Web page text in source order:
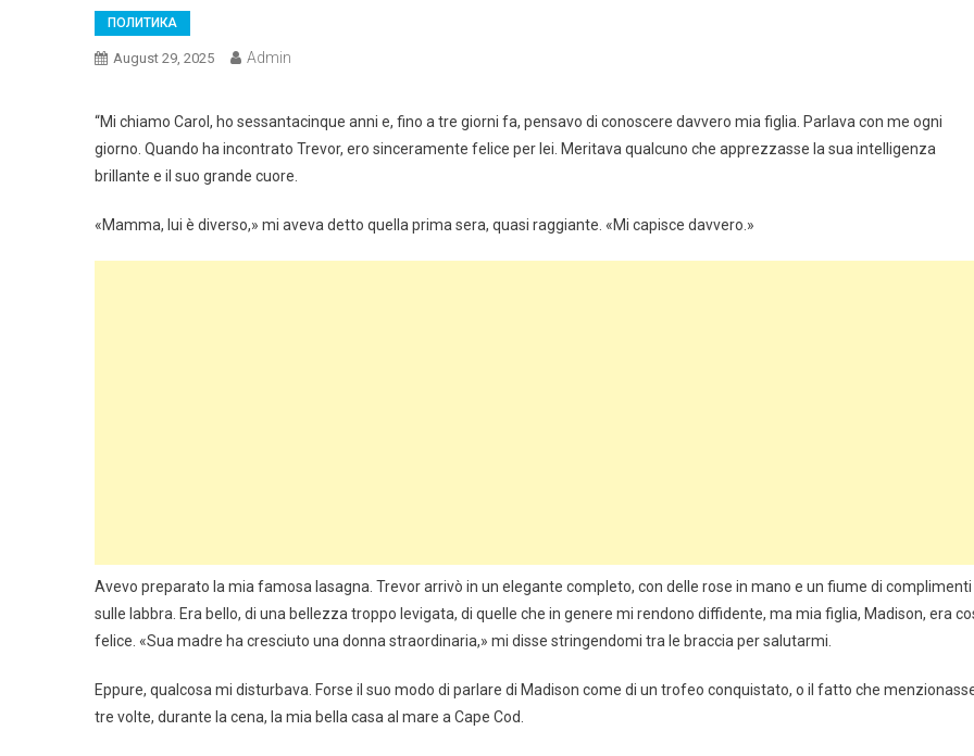
ПОЛИТИКА
August 29, 2025 Admin
“Mi chiamo Carol, ho sessantacinque anni e, fino a tre giorni fa, pensavo di conoscere davvero mia figlia. Parlava con me ogni
giorno. Quando ha incontrato Trevor, ero sinceramente felice per lei. Meritava qualcuno che apprezzasse la sua intelligenza
brillante e il suo grande cuore.
«Mamma, lui è diverso,» mi aveva detto quella prima sera, quasi raggiante. «Mi capisce davvero.»
Avevo preparato la mia famosa lasagna. Trevor arrivò in un elegante completo, con delle rose in mano e un fiume di complimenti
sulle labbra. Era bello, di una bellezza troppo levigata, di quelle che in genere mi rendono diffidente, ma mia figlia, Madison, era
felice. «Sua madre ha cresciuto una donna straordinaria,» mi disse stringendomi tra le braccia per salutarmi.
Eppure, qualcosa mi disturbava. Forse il suo modo di parlare di Madison come di un trofeo conquistato, o il fatto che
tre volte, durante la cena, la mia bella casa al mare a Cape Cod.